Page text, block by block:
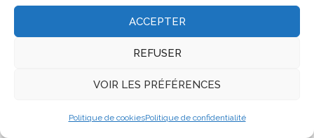
ACCEPTER
REFUSER
VOIR LES PRÉFÉRENCES
Politique de cookiesPolitique de confidentialité